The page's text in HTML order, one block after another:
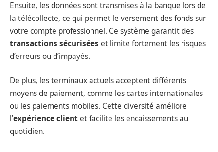
Ensuite, les données sont transmises à la banque lors de
la télécollecte, ce qui permet le versement des fonds sur
votre compte professionnel. Ce système garantit des
transactions sécurisées et limite fortement les risques
d’erreurs ou d’impayés.
De plus, les terminaux actuels acceptent différents
moyens de paiement, comme les cartes internationales
ou les paiements mobiles. Cette diversité améliore
l’expérience clientet facilite les encaissements au
quotidien.